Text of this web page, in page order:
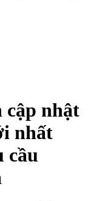
cập nhật
nhất
cầu